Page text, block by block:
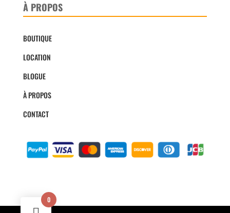
À PROPOS
BOUTIQUE
LOCATION
BLOGUE
À PROPOS
CONTACT
0